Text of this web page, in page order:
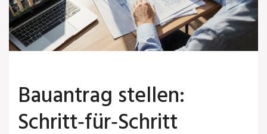
Bauantrag stellen:
Schritt‑für‑Schritt